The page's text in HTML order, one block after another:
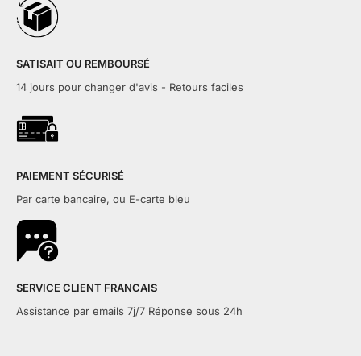
SATISAIT OU REMBOURSÉ
14 jours pour changer d'avis - Retours faciles
PAIEMENT SÉCURISÉ
Par carte bancaire, ou E-carte bleu
SERVICE CLIENT FRANCAIS
Assistance par emails 7j/7 Réponse sous 24h